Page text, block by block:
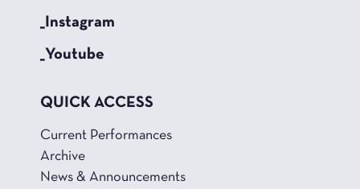
_Instagram
_Youtube
QUICK ACCESS
Current Performances
Archive
News & Announcements